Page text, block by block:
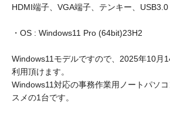
HDMI端子、VGA端子、テンキー、
・OS : Windows11 Pro (64bit)23H2
Windows11モデルですので、2025年10月
利用頂けます。
Windows11対応の事務作業用ノートパソ
スメの1台です。